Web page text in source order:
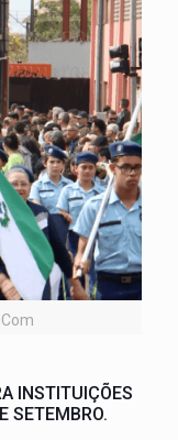
INSTITUIÇÕES
SETEMBRO.